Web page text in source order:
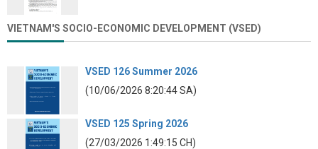
VIETNAM'S SOCIO-ECONOMIC DEVELOPMENT (VSED)
VSED 126 Summer 2026
(10/06/2026 8:20:44 SA)
VSED 125 Spring 2026
(27/03/2026 1:49:15 CH)